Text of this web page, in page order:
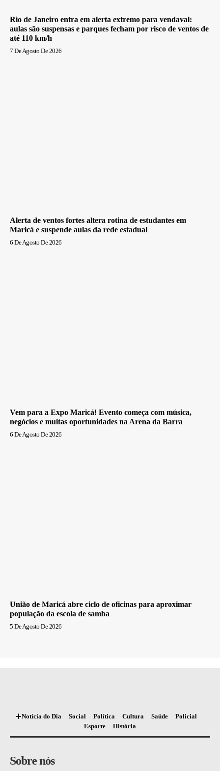
Rio de Janeiro entra em alerta extremo para vendaval:
aulas são suspensas e parques fecham por risco de ventos de
até 110 km/h
7 De Agosto De 2026
Alerta de ventos fortes altera rotina de estudantes em
Maricá e suspende aulas da rede estadual
6 De Agosto De 2026
Vem para a Expo Maricá! Evento começa com música,
negócios e muitas oportunidades na Arena da Barra
6 De Agosto De 2026
União de Maricá abre ciclo de oficinas para aproximar
população da escola de samba
5 De Agosto De 2026
Notícia do Dia Social Política Cultura Saúde
Policial
Esporte
História
Sobre nós